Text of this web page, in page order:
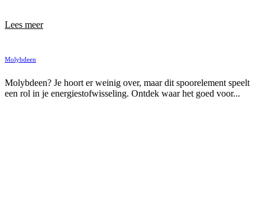
Lees meer
Molybdeen
Molybdeen? Je hoort er weinig over, maar dit spoorelement speelt
een rol in je energiestofwisseling. Ontdek waar het goed voor...